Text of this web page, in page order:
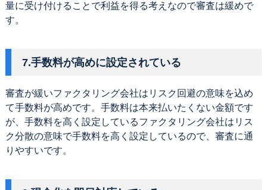
量に受け付けることで利益を得る考えなので審査は緩めで
す。
7.手数料が高めに設定されている
審査が緩いファクタリング会社はリスク回避の意味を込め
て手数料が高めです。手数料は本来払いたくない金額です
が、手数料を高く設定しているファクタリング会社はリス
ク分散の意味で手数料を高く設定しているので、審査に通
りやすいです。